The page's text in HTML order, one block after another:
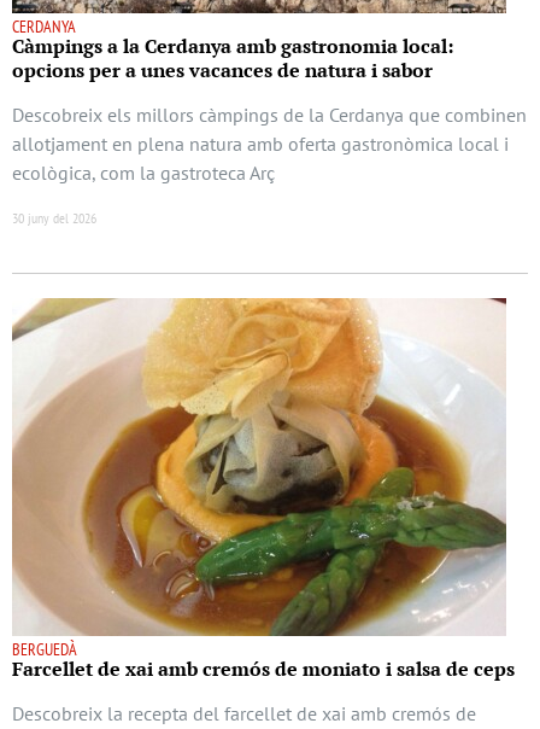
CERDANYA
Càmpings a la Cerdanya amb gastronomia local:
opcions per a unes vacances de natura i sabor
Descobreix els millors càmpings de la Cerdanya que combinen
allotjament en plena natura amb oferta gastronòmica local i
ecològica, com la gastroteca Arç
30 juny del 2026
BERGUEDÀ
Farcellet de xai amb cremós de moniato i salsa de ceps
Descobreix la recepta del farcellet de xai amb cremós de